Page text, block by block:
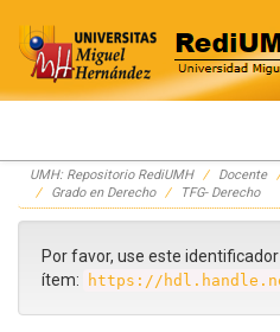
Skip
navigation
UMH: Repositorio RediUMH Docente
Grado en Derecho
TFG- Derecho
Por favor, use este
ítem:
https://